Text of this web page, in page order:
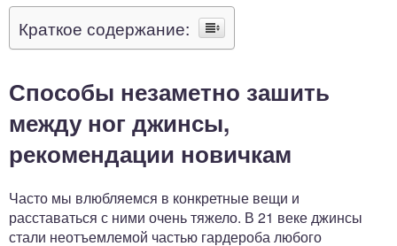
Краткое содержание:
Способы незаметно зашить
между ног джинсы,
рекомендации новичкам
Часто мы влюбляемся в конкретные вещи и
расставаться с ними очень тяжело. В 21 веке джинсы
стали неотъемлемой частью гардероба любого